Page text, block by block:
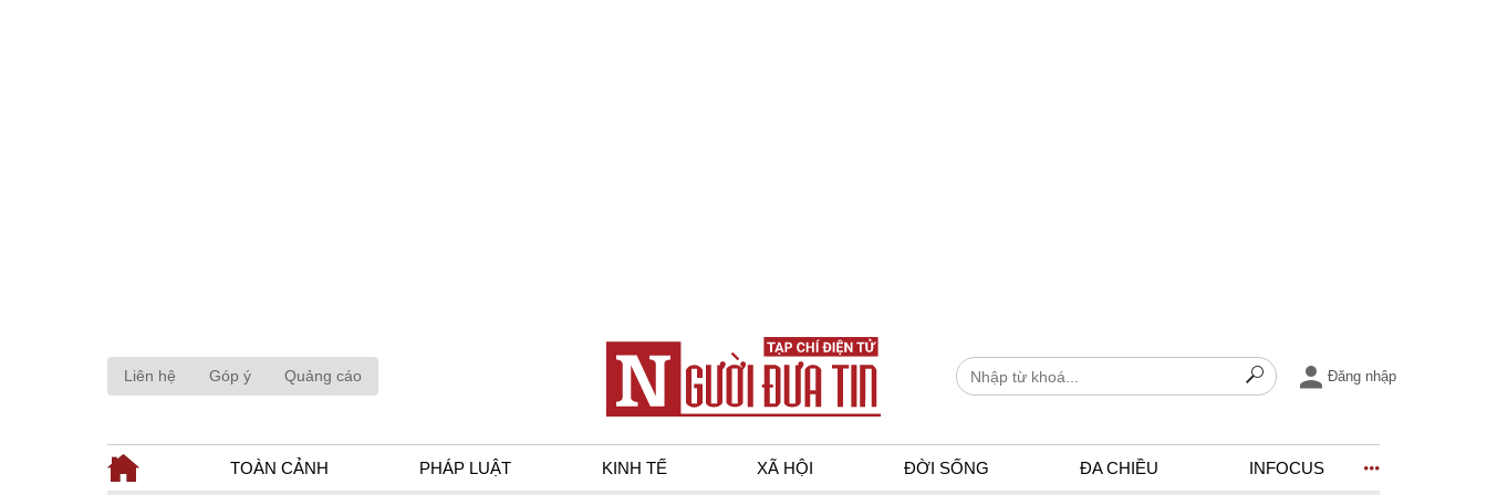
Liên hệ Góp ý Quảng cáo Đăng nhập
TOÀN CẢNH PHÁP LUẬT KINH TẾ XÃ HỘI ĐỜI SỐNG ĐA CHIỀU INFOCUS